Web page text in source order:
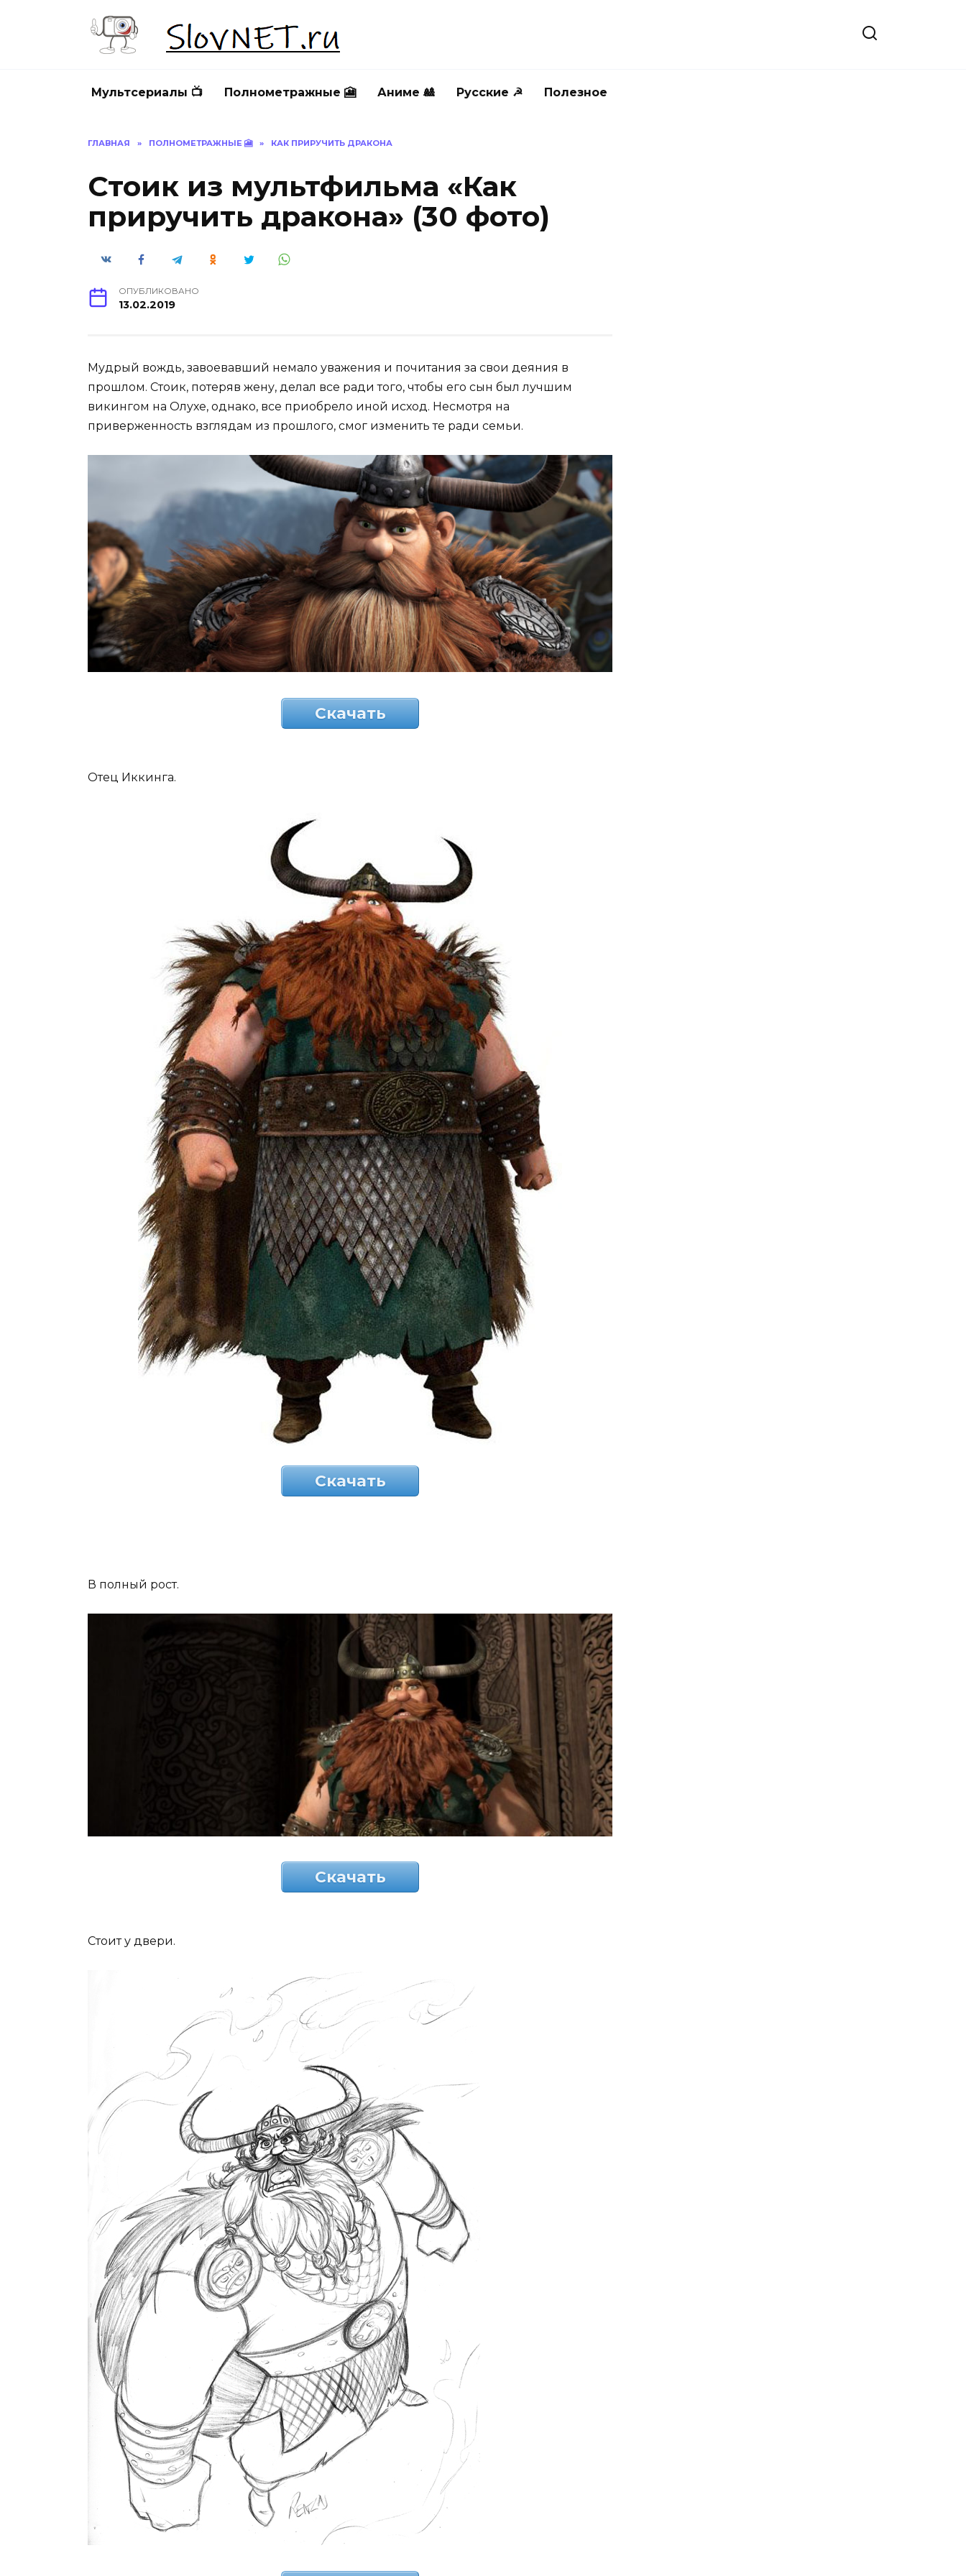
Мультсериалы 📺 Полнометражные 🎦 Аниме 🎎 Русские ☭ Полезное
ГЛАВНАЯ » ПОЛНОМЕТРАЖНЫЕ 🎦 » КАК ПРИРУЧИТЬ ДРАКОНА
Стоик из мультфильма «Как
приручить дракона» (30 фото)
ОПУБЛИКОВАНО
13.02.2019
Мудрый вождь, завоевавший немало уважения и почитания за свои деяния в
прошлом. Стоик, потеряв жену, делал все ради того, чтобы его сын был лучшим
викингом на Олухе, однако, все приобрело иной исход. Несмотря на
приверженность взглядам из прошлого, смог изменить те ради семьи.
Скачать
Отец Иккинга.
Скачать
В полный рост.
Скачать
Стоит у двери.